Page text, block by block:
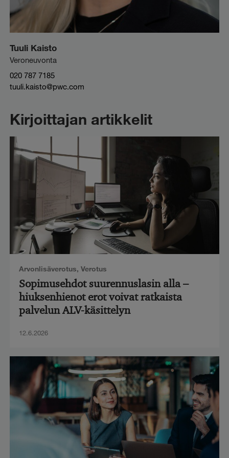
Tuuli Kaisto
Veroneuvonta
020 787 7185
tuuli.kaisto@pwc.com
Kirjoittajan artikkelit
Arvonlisäverotus, Verotus
Sopimusehdot suurennuslasin alla –
hiuksenhienot erot voivat ratkaista
palvelun ALV-käsittelyn
12.6.2026